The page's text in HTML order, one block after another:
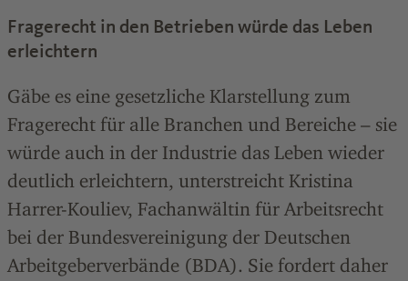
Fragerecht in den Betrieben würde das Leben
erleichtern
Gäbe es eine gesetzliche Klarstellung zum
Fragerecht für alle Branchen und Bereiche – sie
würde auch in der Industrie das Leben wieder
deutlich erleichtern, unterstreicht Kristina
Harrer-Kouliev, Fachanwältin für Arbeitsrecht
bei der Bundesvereinigung der Deutschen
Arbeitgeberverbände (BDA). Sie fordert daher